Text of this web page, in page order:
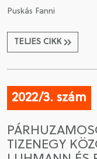
Puskás Fanni
TELJES CIKK
2022/3. szám
TIZENEGY